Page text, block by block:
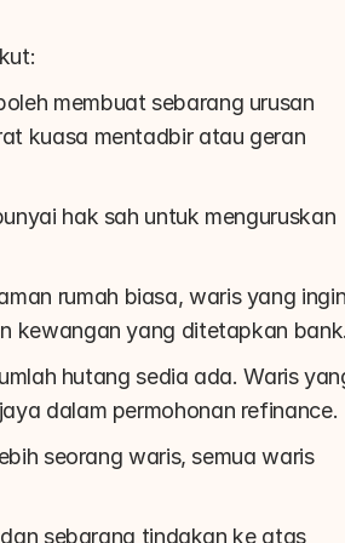
membuat sebarang urusan
kuasa mentadbir atau geran
hak sah untuk menguruskan
rumah biasa, waris yang
kewangan yang ditetapkan
hutang sedia ada. Waris
dalam permohonan refinance.
seorang waris, semua waris
sebarang tindakan ke atas